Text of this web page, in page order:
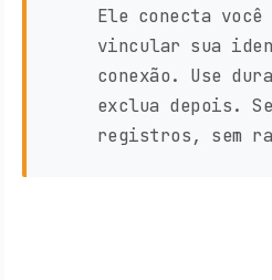
Ele conecta
vincular sua
conexão. Use
exclua depois.
registros, sem